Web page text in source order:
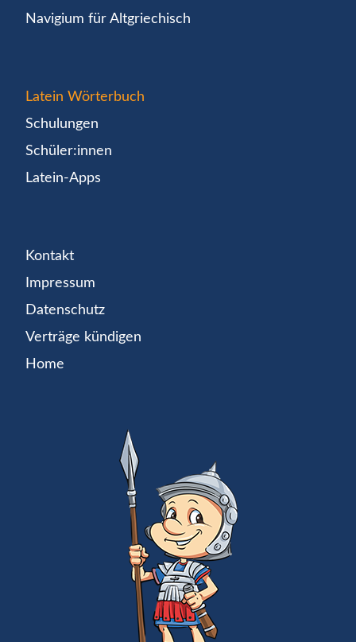
Navigium für Altgriechisch
Latein Wörterbuch
Schulungen
Schüler:innen
Latein-Apps
Kontakt
Impressum
Datenschutz
Verträge kündigen
Home